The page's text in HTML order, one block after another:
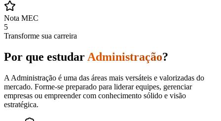
Nota MEC
5
Transforme sua carreira
Por que estudar Administração?
A Administração é uma das áreas mais versáteis e valorizadas do
mercado. Forme-se preparado para liderar equipes, gerenciar
empresas ou empreender com conhecimento sólido e visão
estratégica.